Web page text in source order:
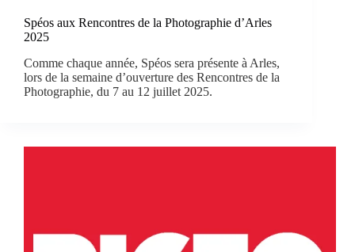
Spéos aux Rencontres de la Photographie d’Arles
2025
Comme chaque année, Spéos sera présente à Arles,
lors de la semaine d’ouverture des Rencontres de la
Photographie, du 7 au 12 juillet 2025.